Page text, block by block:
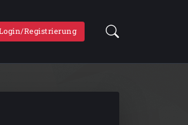
Registrierung